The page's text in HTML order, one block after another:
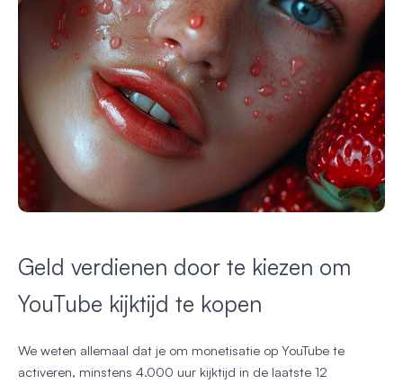
Geld verdienen door te kiezen om
YouTube kijktijd te kopen
We weten allemaal dat je om monetisatie op YouTube te
activeren, minstens 4.000 uur kijktijd in de laatste 12